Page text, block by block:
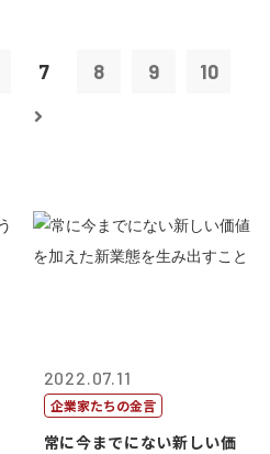
7 8 9 10
2022.07.11
企業家たちの金言
常に今までにない新しい価